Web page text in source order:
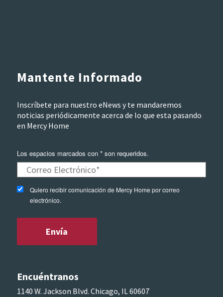
Mantente Informado
Inscríbete para nuestro eNews y te mandaremos
noticias periódicamente acerca de lo que esta pasando
en Mercy Home
Los espacios marcados con * son requeridos.
Quiero recibir comunicación de Mercy Home por correo
electrónico.
Encuéntranos
1140 W. Jackson Blvd. Chicago, IL 60607